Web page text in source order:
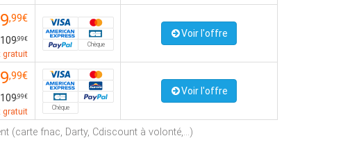
,99€
109,99€
gratuit
Chèque
Voir l'offre
,99€
109,99€
gratuit Chèque
Voir l'offre
(carte fnac, Darty, Cdiscount à volonté,...)